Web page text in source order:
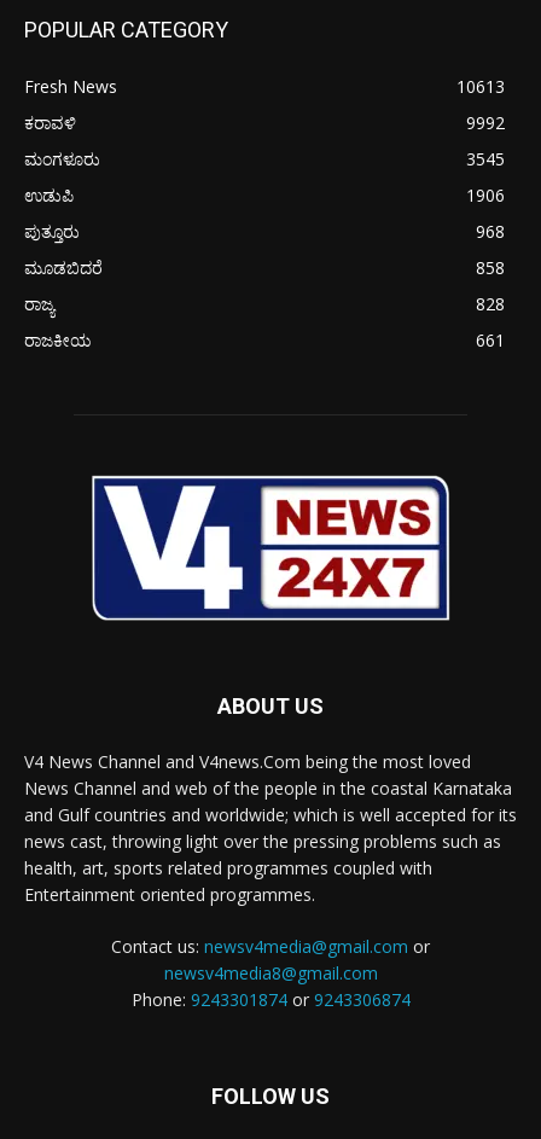
POPULAR CATEGORY
Fresh News
10613
ಕರಾವಳಿ
9992
ಮಂಗಳೂರು
3545
ಉಡುಪಿ
1906
ಪುತ್ತೂರು
968
ಮೂಡಬಿದರೆ
858
ರಾಜ್ಯ
828
ರಾಜಕೀಯ
661
ABOUT US
V4 News Channel and V4news.Com being the most loved
News Channel and web of the people in the coastal Karnataka
and Gulf countries and worldwide; which is well accepted for its
news cast, throwing light over the pressing problems such as
health, art, sports related programmes coupled with
Entertainment oriented programmes.
Contact us: newsv4media@gmail.com or
newsv4media8@gmail.com
Phone: 9243301874or 9243306874
FOLLOW US